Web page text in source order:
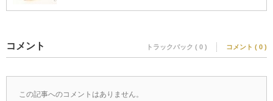
コメント トラックバック ( 0 ) コメント ( 0 )
この記事へのコメントはありません。